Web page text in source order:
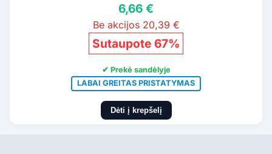
6,66 €
Be akcijos 20,39 €
Sutaupote 67%
✔ Prekė sandėlyje
LABAI GREITAS PRISTATYMAS
Dėti į krepšelį